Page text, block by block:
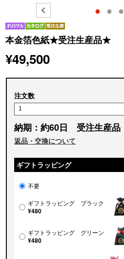
● ● ●
本金箔色紙★受注生産品★
¥49,500
注文数
納期：約60日 受注生産品
返品・交換について
ギフトラッピング
不要
ギフトラッピング ブラック
¥480
ギフトラッピング グリーン
¥480